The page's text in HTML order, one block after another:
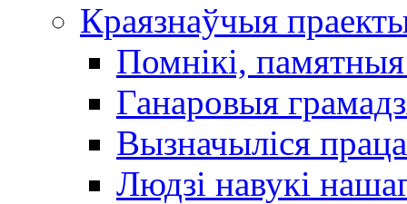
Краязнаўчыя
Помнікі,
Ганаровыя
Вызначыліся
Людзі навукі